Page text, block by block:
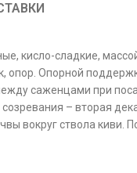
кисло-сладкие,
опор. Опорной
саженцами при
– вторая
вокруг ствола киви.